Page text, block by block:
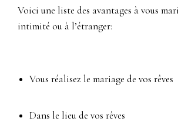
Voici une liste des avantages à vous
intimité ou à l’étranger:
Vous réalisez le mariage de vos rêves
Dans le lieu de vos rêves